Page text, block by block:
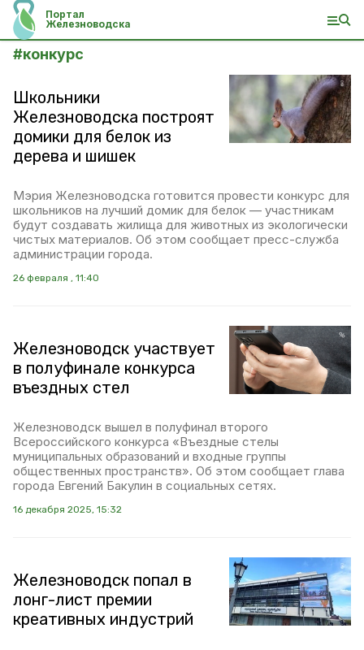
Портал
Железноводска
#конкурс
Школьники
Железноводска построят
домики для белок из
дерева и шишек
Мэрия Железноводска готовится провести конкурс для
школьников на лучший домик для белок — участникам
будут создавать жилища для животных из экологически
чистых материалов. Об этом сообщает пресс-служба
администрации города.
26 февраля , 11:40
Железноводск участвует
в полуфинале конкурса
въездных стел
Железноводск вышел в полуфинал второго
Всероссийского конкурса «Въездные стелы
муниципальных образований и входные группы
общественных пространств». Об этом сообщает глава
города Евгений Бакулин в социальных сетях.
16 декабря 2025, 15:32
Железноводск попал в
лонг-лист премии
креативных индустрий